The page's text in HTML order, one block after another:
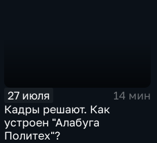
27 июля
14 мин
Кадры решают. Как
устроен "Алабуга
Политех"?